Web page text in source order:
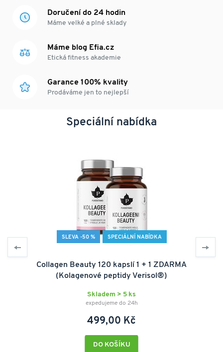
Doručení do 24 hodin
Máme velké a plné sklady
Máme blog Efia.cz
Etická fitness akademie
Garance 100% kvality
Prodáváme jen to nejlepší
Speciální nabídka
SLEVA -50 % SPECIÁLNÍ NABÍDKA
Collagen Beauty 120 kapslí 1 + 1 ZDARMA
(Kolagenové peptidy Verisol®)
Skladem > 5 ks
expedujeme do 24h
499,00 Kč
DO KOŠÍKU